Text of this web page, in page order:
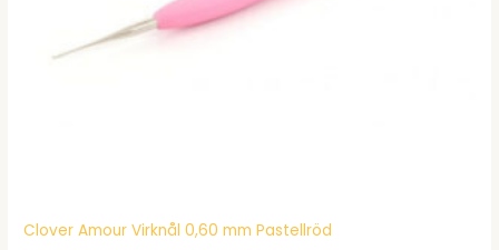
Clover Amour Virknål 0,60 mm Pastellröd